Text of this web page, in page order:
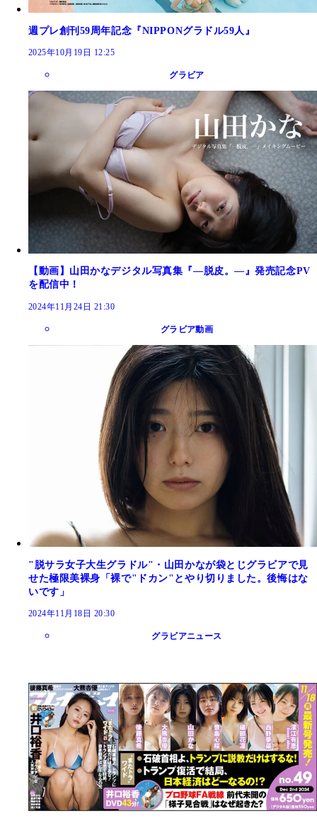
週プレ創刊59周年記念『NIPPONグラドル59人』
2025年10月19日 12:25
グラビア
【動画】山田かなデジタル写真集『―脱皮。―』発売記念PV
を配信中！
2024年11月24日 21:30
グラビア動画
"脱サラ女子大生グラドル"・山田かなが袋とじグラビアで見
せた極限美裸身「裸で"ドカン"とやり切りました。後悔はな
いです」
2024年11月18日 20:30
グラビアニュース